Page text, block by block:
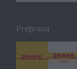
Preprava